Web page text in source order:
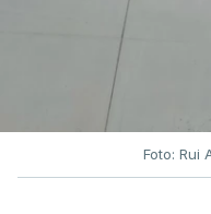
Foto: Rui